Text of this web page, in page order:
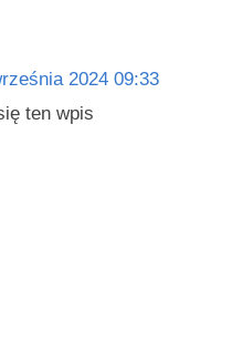
2024 09:33
ten wpis